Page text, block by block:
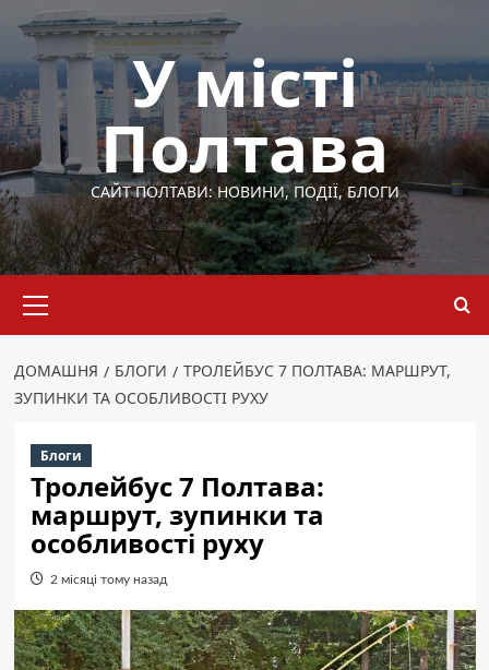
Перейти
вмісту
У місті
Полтава
САЙТ ПОЛТАВИ: НОВИНИ, ПОДІЇ, БЛОГИ
меню
ДОМАШНЯ БЛОГИ
ТРОЛЕЙБУС 7 ПОЛТАВА: МАРШРУТ,
ЗУПИНКИ ТА ОСОБЛИВОСТІ РУХУ
Блоги
Тролейбус 7 Полтава:
маршрут, зупинки та
особливості руху
2 місяці тому назад